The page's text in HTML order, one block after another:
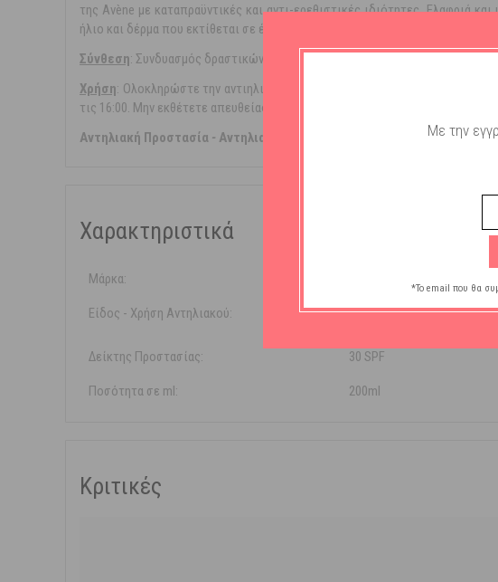
της Avène με καταπραϋντικές και αντι-ερεθιστικές ιδιότητες. Ελαφριά
ήλιο και δέρμα που εκτίθεται σε έντονη ηλιοφάνεια.
Σύνθεση: Συνδυασμός δραστικών συστατικών Sunsitive ®
protection, προ-
Χρήση: Ολοκληρώστε την αντιηλιακή σας προστασία χρησιμοποιώντας το
τις 16:00. Μην εκθέτετε απευθείας στον ήλιο τα βρέφη και τα μικρά
Αντηλιακή Προστασία - Αντηλιακό Προσώπου/Σώματος Ιαματικό Νερό
Χαρακτηριστικά
Μάρκα:
Είδος - Χρήση Αντηλιακού: Σώματος
Δείκτης Προστασίας: 30 SPF
Ποσότητα σε ml: 200ml
Κριτικές
Με την
*Το email που θα